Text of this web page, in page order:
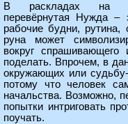
В раскладах на
перевёрнутая Нужда –
рабочие будни, рутина,
руна может
вокруг
поделать. Впрочем, в
окружающих или
потому что человек
начальства. Возможно,
попытки интриговать
поучать.